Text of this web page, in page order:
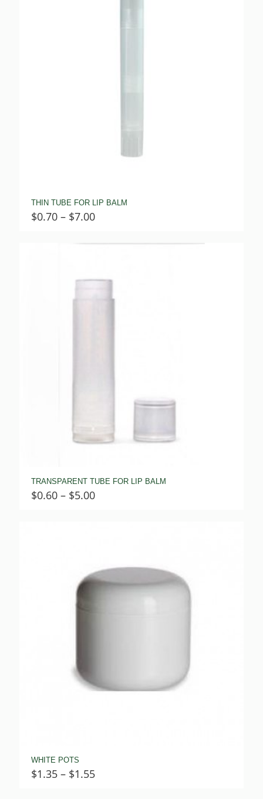
THIN TUBE FOR LIP BALM
$0.70 – $7.00Price
TRANSPARENT TUBE FOR LIP BALM
$0.60 – $5.00Price
WHITE POTS
$1.35 – $1.55Price